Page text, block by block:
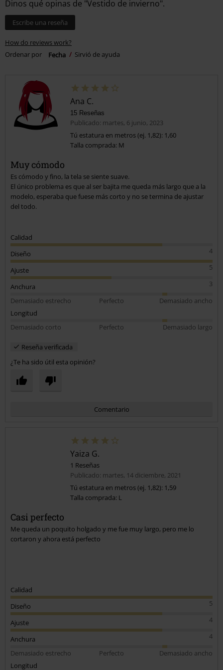
Dinos qué opinas de "Vestido de invierno".
Escribe una reseña
How do reviews work?
Ordenar por
Fecha Sirvió de ayuda
Ana C.
15 Reseñas
Publicado: martes, 6 junio, 2023
Tú estatura en metros (ej. 1,82): 1,60
Talla comprada: M
Muy cómodo
Es cómodo y fino, la tela se siente suave.
El único problema es que al ser bajita me queda más largo que a la
modelo, esperaba que fuese más corto y no se termina de ajustar
del todo.
Calidad
4
Diseño
5
Ajuste
3
Anchura
Demasiado estrecho
Perfecto
Demasiado ancho
Longitud
Demasiado corto
Perfecto Demasiado largo
Reseña verificada
¿Te ha sido útil esta opinión?
Comentario
Enviar comentario
Yaiza G.
1 Reseñas
Publicado: martes, 14 diciembre, 2021
Tú estatura en metros (ej. 1,82): 1,59
Talla comprada: L
Casi perfecto
Me queda un poquito holgado y me fue muy largo, pero me lo
cortaron y ahora está perfecto
Calidad
5
Diseño
4
Ajuste
4
Anchura
Demasiado estrecho
Perfecto
Demasiado ancho
Longitud